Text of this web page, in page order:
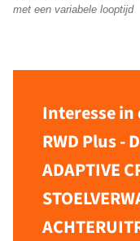
met een variabele looptijd
Interesse in
RWD Plus -
ADAPTIVE